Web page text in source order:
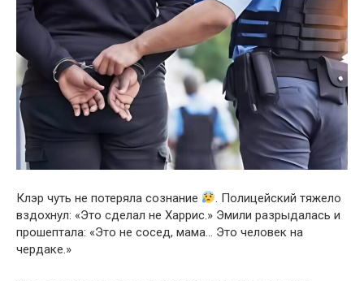
Клэр чуть не потеряла сознание
. Полицейский тяжело
вздохнул: «Это сделал не Харрис.» Эмили разрыдалась и
прошептала: «Это не сосед, мама… Это человек на
чердаке.»